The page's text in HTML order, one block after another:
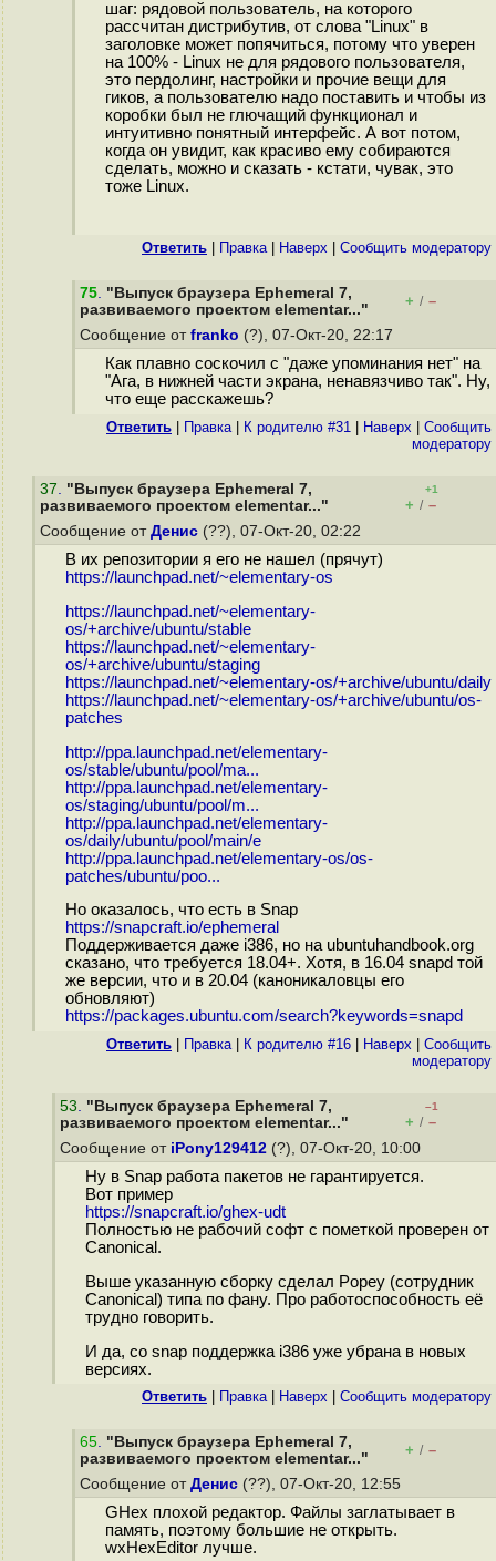
шаг: рядовой пользователь, на которого
рассчитан дистрибутив, от слова "Linux" в
заголовке может попячиться, потому что уверен
на 100% - Linux не для рядового пользователя,
это пердолинг, настройки и прочие вещи для
гиков, а пользователю надо поставить и чтобы из
коробки был не глючащий функционал и
интуитивно понятный интерфейс. А вот потом,
когда он увидит, как красиво ему собираются
сделать, можно и сказать - кстати, чувак, это
тоже Linux.
Ответить Правка| Наверх Cообщить модератору
75. "Выпуск браузера Ephemeral 7,
развиваемого проектом elementar..."
+ / –
Сообщение от franko (?), 07-Окт-20, 22:17
Как плавно соскочил с "даже упоминания нет" на
"Ага, в нижней части экрана, ненавязчиво так". Ну,
что еще расскажешь?
Ответить Правка| К родителю #31 Наверх
Cообщить
модератору
37. "Выпуск браузера Ephemeral 7,
развиваемого проектом elementar..."
+1
+ / –
Сообщение от Денис (??), 07-Окт-20, 02:22
В их репозитории я его не нашел (прячут)
https://launchpad.net/~elementary-os
https://launchpad.net/~elementary-
os/+archive/ubuntu/stable
https://launchpad.net/~elementary-
os/+archive/ubuntu/staging
https://launchpad.net/~elementary-os/+archive/ubuntu/daily
https://launchpad.net/~elementary-os/+archive/ubuntu/os-
patches
http://ppa.launchpad.net/elementary-
os/stable/ubuntu/pool/ma...
http://ppa.launchpad.net/elementary-
os/staging/ubuntu/pool/m...
http://ppa.launchpad.net/elementary-
os/daily/ubuntu/pool/main/e
http://ppa.launchpad.net/elementary-os/os-
patches/ubuntu/poo...
Но оказалось, что есть в Snap
https://snapcraft.io/ephemeral
Поддерживается даже i386, но на ubuntuhandbook.org
сказано, что требуется 18.04+. Хотя, в 16.04 snapd той
же версии, что и в 20.04 (каноникаловцы его
обновляют)
https://packages.ubuntu.com/search?keywords=snapd
Ответить Правка| К родителю #16 Наверх
Cообщить
модератору
53. "Выпуск браузера Ephemeral 7,
развиваемого проектом elementar..."
–1
+ / –
Сообщение от iPony129412 (?), 07-Окт-20, 10:00
Ну в Snap работа пакетов не гарантируется.
Вот пример
https://snapcraft.io/ghex-udt
Полностью не рабочий софт с пометкой проверен от
Canonical.
Выше указанную сборку сделал Popey (сотрудник
Canonical) типа по фану. Про работоспособность её
трудно говорить.
И да, со snap поддержка i386 уже убрана в новых
версиях.
Ответить Правка| Наверх Cообщить модератору
65. "Выпуск браузера Ephemeral 7,
развиваемого проектом elementar..."
+ / –
Сообщение от Денис (??), 07-Окт-20, 12:55
GHex плохой редактор. Файлы заглатывает в
память, поэтому большие не открыть.
wxHexEditor лучше.